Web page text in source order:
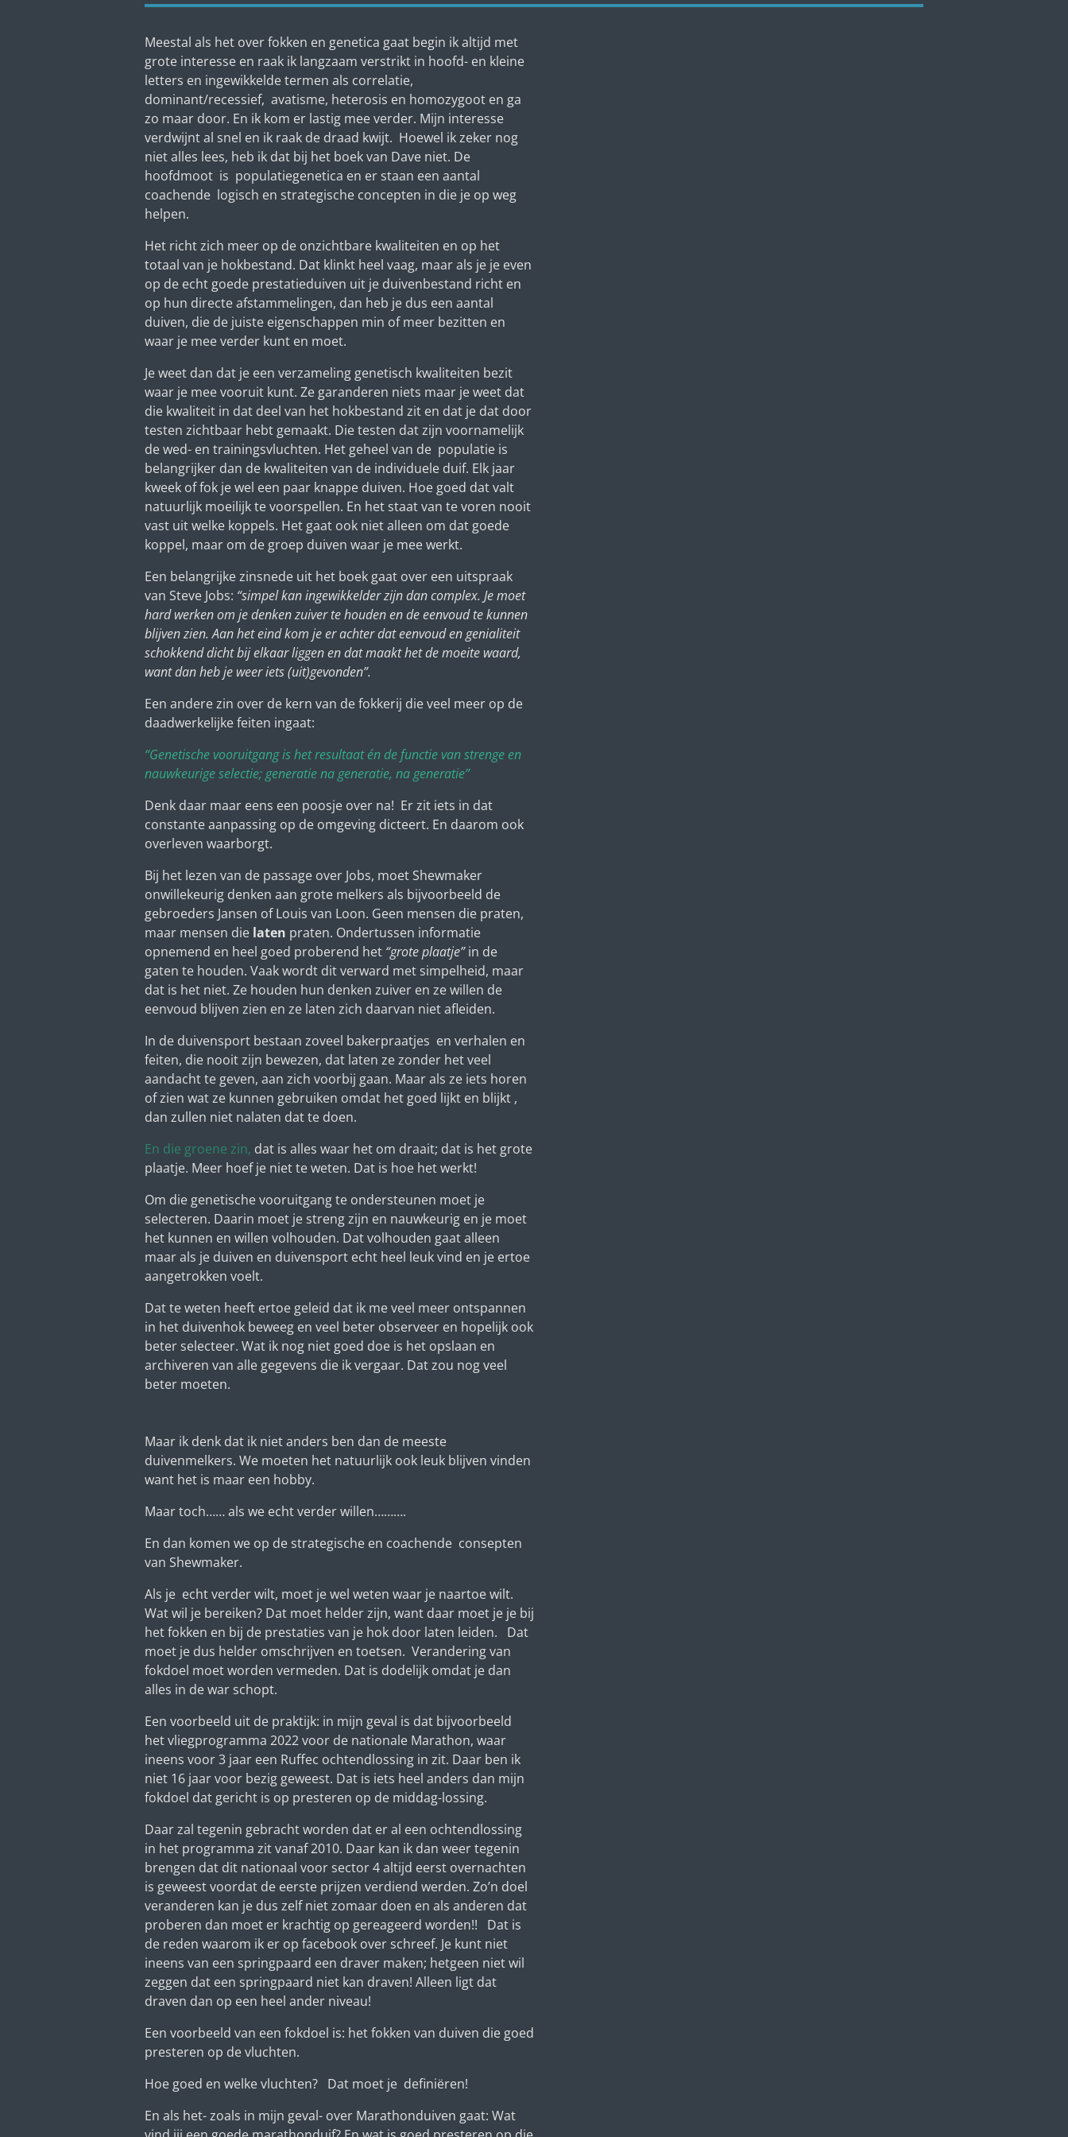
Meestal als het over fokken en genetica gaat begin ik altijd met
grote interesse en raak ik langzaam verstrikt in hoofd- en kleine
letters en ingewikkelde termen als correlatie,
dominant/recessief, avatisme, heterosis en homozygoot en ga
zo maar door. En ik kom er lastig mee verder. Mijn interesse
verdwijnt al snel en ik raak de draad kwijt. Hoewel ik zeker nog
niet alles lees, heb ik dat bij het boek van Dave niet. De
hoofdmoot is populatiegenetica en er staan een aantal
coachende logisch en strategische concepten in die je op weg
helpen.
Het richt zich meer op de onzichtbare kwaliteiten en op het
totaal van je hokbestand. Dat klinkt heel vaag, maar als je je even
op de echt goede prestatieduiven uit je duivenbestand richt en
op hun directe afstammelingen, dan heb je dus een aantal
duiven, die de juiste eigenschappen min of meer bezitten en
waar je mee verder kunt en moet.
Je weet dan dat je een verzameling genetisch kwaliteiten bezit
waar je mee vooruit kunt. Ze garanderen niets maar je weet dat
die kwaliteit in dat deel van het hokbestand zit en dat je dat door
testen zichtbaar hebt gemaakt. Die testen dat zijn voornamelijk
de wed- en trainingsvluchten. Het geheel van de populatie is
belangrijker dan de kwaliteiten van de individuele duif. Elk jaar
kweek of fok je wel een paar knappe duiven. Hoe goed dat valt
natuurlijk moeilijk te voorspellen. En het staat van te voren nooit
vast uit welke koppels. Het gaat ook niet alleen om dat goede
koppel, maar om de groep duiven waar je mee werkt.
Een belangrijke zinsnede uit het boek gaat over een uitspraak
van Steve Jobs: “simpel kan ingewikkelder zijn dan complex. Je moet
hard werken om je denken zuiver te houden en de eenvoud te kunnen
blijven zien. Aan het eind kom je er achter dat eenvoud en genialiteit
schokkend dicht bij elkaar liggen en dat maakt het de moeite waard,
want dan heb je weer iets (uit)gevonden”.
Een andere zin over de kern van de fokkerij die veel meer op de
daadwerkelijke feiten ingaat:
“Genetische vooruitgang is het resultaatén de functie van strenge en
nauwkeurige selectie; generatie na generatie, na generatie”
Denk daar maar eens een poosje over na! Er zit iets in dat
constante aanpassing op de omgeving dicteert. En daarom ook
overleven waarborgt.
Bij het lezen van de passage over Jobs, moet Shewmaker
onwillekeurig denken aan grote melkers als bijvoorbeeld de
gebroeders Jansen of Louis van Loon. Geen mensen die praten,
maar mensen die laten praten. Ondertussen informatie
opnemend en heel goed proberend het “grote plaatje”in de
gaten te houden. Vaak wordt dit verward met simpelheid, maar
dat is het niet. Ze houden hun denken zuiver en ze willen de
eenvoud blijven zien en ze laten zich daarvan niet afleiden.
In de duivensport bestaan zoveel bakerpraatjes en verhalen en
feiten, die nooit zijn bewezen, dat laten ze zonder het veel
aandacht te geven, aan zich voorbij gaan. Maar als ze iets horen
of zien wat ze kunnen gebruiken omdat het goed lijkt en blijkt ,
dan zullen niet nalaten dat te doen.
En die groene zin, dat is alles waar het om draait; dat is het grote
plaatje. Meer hoef je niet te weten. Dat is hoe het werkt!
Om die genetische vooruitgang te ondersteunen moet je
selecteren. Daarin moet je streng zijn en nauwkeurig en je moet
het kunnen en willen volhouden. Dat volhouden gaat alleen
maar als je duiven en duivensport echt heel leuk vind en je ertoe
aangetrokken voelt.
Dat te weten heeft ertoe geleid dat ik me veel meer ontspannen
in het duivenhok beweeg en veel beter observeer en hopelijk ook
beter selecteer. Wat ik nog niet goed doe is het opslaan en
archiveren van alle gegevens die ik vergaar. Dat zou nog veel
beter moeten.
Maar ik denk dat ik niet anders ben dan de meeste
duivenmelkers. We moeten het natuurlijk ook leuk blijven vinden
want het is maar een hobby.
Maar toch…… als we echt verder willen……….
En dan komen we op de strategische en coachende consepten
van Shewmaker.
Als je echt verder wilt, moet je wel weten waar je naartoe wilt.
Wat wil je bereiken? Dat moet helder zijn, want daar moet je je bij
het fokken en bij de prestaties van je hok door laten leiden. Dat
moet je dus helder omschrijven en toetsen. Verandering van
fokdoel moet worden vermeden. Dat is dodelijk omdat je dan
alles in de war schopt.
Een voorbeeld uit de praktijk: in mijn geval is dat bijvoorbeeld
het vliegprogramma 2022 voor de nationale Marathon, waar
ineens voor 3 jaar een Ruffec ochtendlossing in zit. Daar ben ik
niet 16 jaar voor bezig geweest. Dat is iets heel anders dan mijn
fokdoel dat gericht is op presteren op de middag-lossing.
Daar zal tegenin gebracht worden dat er al een ochtendlossing
in het programma zit vanaf 2010. Daar kan ik dan weer tegenin
brengen dat dit nationaal voor sector 4 altijd eerst overnachten
is geweest voordat de eerste prijzen verdiend werden. Zo’n doel
veranderen kan je dus zelf niet zomaar doen en als anderen dat
proberen dan moet er krachtig op gereageerd worden!! Dat is
de reden waarom ik er op facebook over schreef. Je kunt niet
ineens van een springpaard een draver maken; hetgeen niet wil
zeggen dat een springpaard niet kan draven! Alleen ligt dat
draven dan op een heel ander niveau!
Een voorbeeld van een fokdoel is: het fokken van duiven die goed
presteren op de vluchten.
Hoe goed en welke vluchten? Dat moet je definiëren!
En als het- zoals in mijn geval- over Marathonduiven gaat: Wat